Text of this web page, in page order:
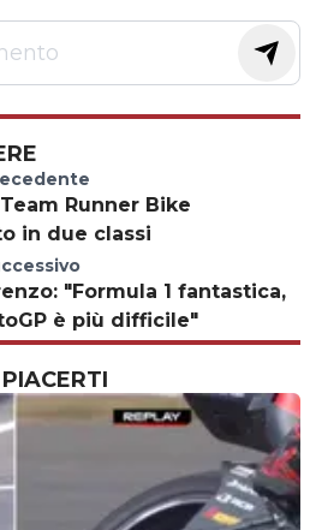
Team Runner Bike
in due classi
"Formula 1 fantastica,
è più difficile"